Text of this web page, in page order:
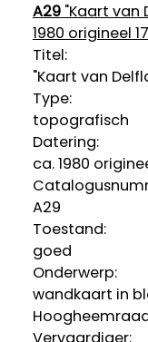
A29"Kaart van
1980 origineel
Titel:
"Kaart van
Type:
topografisch
Datering:
ca. 1980
A29
Toestand:
goed
Onderwerp:
wandkaart in